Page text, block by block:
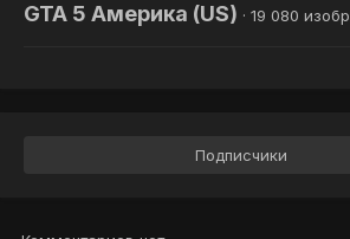
GTA 5 Америка (US) · 19 080
Подписчики